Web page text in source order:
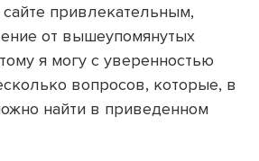
привлекательным,
от вышеупомянутых
я могу с уверенностью
вопросов, которые, в
найти в приведенном